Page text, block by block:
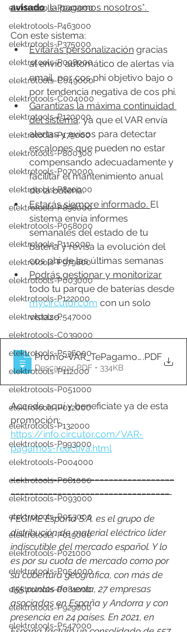
elektrotools-P040000
elektrotools-P463000
elektrotools-P375000
elektrotools-P098000
elektrotools-C049000
elektrotools-C004000
elektrotools-P120000
elektrotools-P179000
elektrotools-P800300
elektrotools-P070000
elektrotools-P820000
elektrotools-P898000
elektrotools-P058000
elektrotools-P110000
elektrotools-P979800
elektrotools-P003000
elektrotools-P122000
elektrotools-P547000
elektrotools-C039000
elektrotools-P536000
elektrotools-P112000
elektrotools-P051000
elektrotools-P012000
elektrotools-P132000
elektrotools-P993000
elektrotools-P004000
elektrotools-P081000
elektrotools-P093000
elektrotools-P053000
elektrotools-P019000
elektrotools-P021000
elektrotools-P054000
elektrotools-P081000
elektrotools-P929000
elektrotools-P547000
avisado, la pagamos nosotros*.
Con este sistema:
Evitarás personalización gracias
al envío automático de alertas via
email, por cos phi objetivo bajo o
por tendencia negativa de cos phi.
Garantizas la máxima continuidad
del sistema, ya que el VAR envía
alertas y avisos para detectar
escalones que pueden no estar
compensando adecuadamente y
facilitar el mantenimiento anual
de la batería.
Estarás siempre informado. El
sistema envía informes
semanales del estado de tu
batería y revisa la evolución del
cos phi de las últimas semanas
Podrás gestionar y monitorizar
todo tu parque de baterías desde
mycircutor.com con un solo
vistazo.
Promo-VAR_TePagamos_ES_LR
.PDF
Descargar PDF • 334KB
Accede aquí y beneficiate ya de esta
promoción:
https://info.circutor.com/VAR-
pagamos-reactiva.html
___________________________________
FEGIME España S.A. es el grupo de
distribución de material eléctrico líder
indiscutible del mercado español. Y lo
es por su cuota de mercado como por
su cobertura geográfica, con más de
155 puntos de venta, 27 empresas
asociadas en España y Andorra y con
presencia en 24 países. En 2021, en